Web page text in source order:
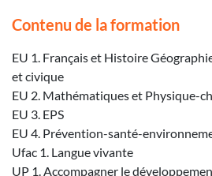
Contenu de la formation
EU 1. Français et Histoire
et civique
EU 2. Mathématiques et Physique-
EU 3. EPS
EU 4. Prévention-santé-
Ufac 1. Langue vivante
UP 1. Accompagner le